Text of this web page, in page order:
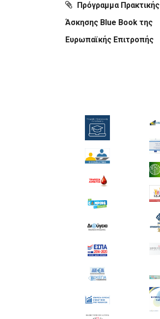
Πρόγραμμα Πρακτικής
Άσκησης Blue Book της
Ευρωπαϊκής Επιτροπής